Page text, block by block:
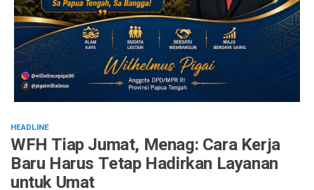
HEADLINE
WFH Tiap Jumat, Menag: Cara Kerja
Baru Harus Tetap Hadirkan Layanan
untuk Umat